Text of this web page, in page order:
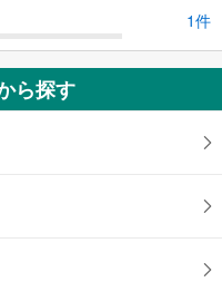
1件
ら探す